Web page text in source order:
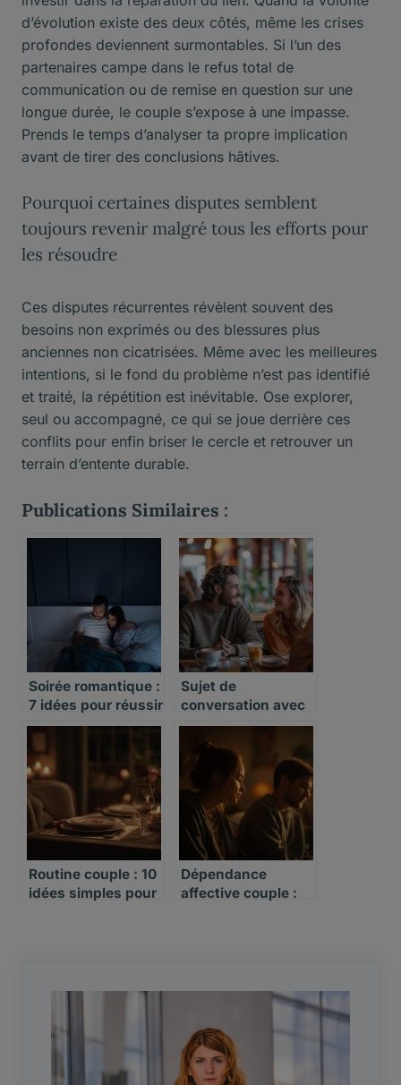
d’évolution existe des deux côtés, même les crises
profondes deviennent surmontables. Si l’un des
partenaires campe dans le refus total de
communication ou de remise en question sur une
longue durée, le couple s’expose à une impasse.
Prends le temps d’analyser ta propre implication
avant de tirer des conclusions hâtives.
Pourquoi certaines disputes semblent
toujours revenir malgré tous les efforts pour
les résoudre
Ces disputes récurrentes révèlent souvent des
besoins non exprimés ou des blessures plus
anciennes non cicatrisées. Même avec les meilleures
intentions, si le fond du problème n’est pas identifié
et traité, la répétition est inévitable. Ose explorer,
seul ou accompagné, ce qui se joue derrière ces
conflits pour enfin briser le cercle et retrouver un
terrain d’entente durable.
Publications Similaires :
Soirée romantique :
7 idées pour réussir
une soirée à deux
Sujet de
conversation avec
une fille
Routine couple : 10
idées simples pour
Dépendance
affective couple :